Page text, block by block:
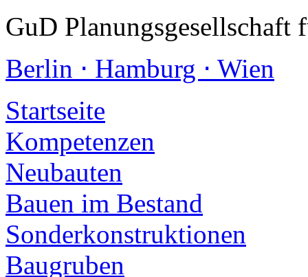
GuD Planungsgesellschaft
Berlin ⋅ Hamburg ⋅ Wien
Startseite
Kompetenzen
Neubauten
Bauen im Bestand
Sonderkonstruktionen
Baugruben